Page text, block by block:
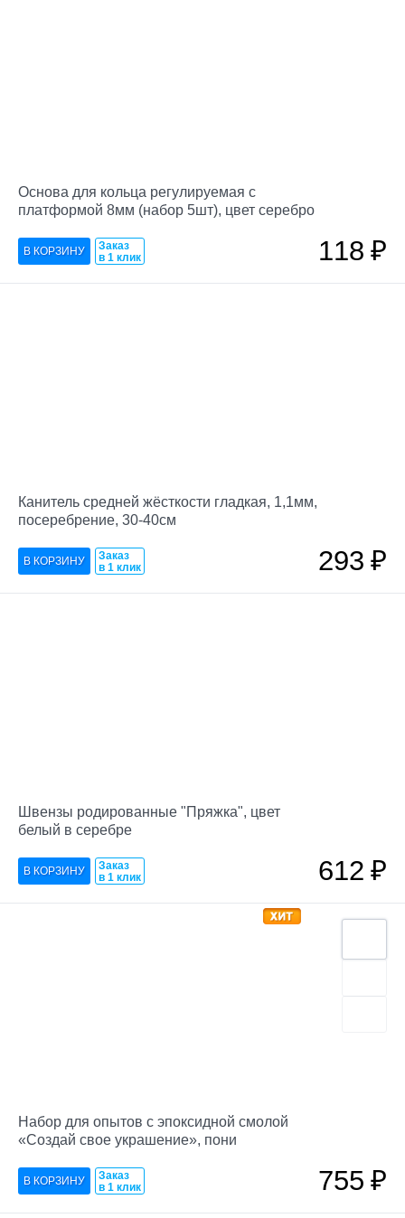
Основа для кольца регулируемая с
платформой 8мм (набор 5шт), цвет серебро
Заказ
в 1 клик
118₽
Канитель средней жёсткости гладкая, 1,1мм,
посеребрение, 30-40см
Заказ
в 1 клик
293₽
Швензы родированные "Пряжка", цвет
белый в серебре
Заказ
в 1 клик
612₽
Набор для опытов с эпоксидной смолой
«Создай свое украшение», пони
Заказ
в 1 клик
755₽